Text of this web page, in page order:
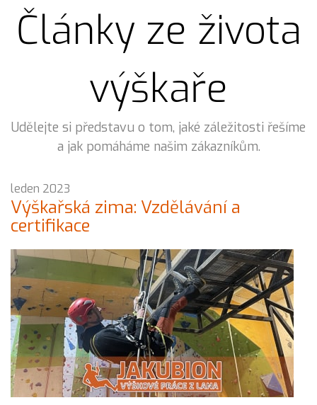
Články ze života
výškaře
Udělejte si představu o tom, jaké záležitosti řešíme
a jak pomáháme našim zákazníkům.
leden 2023
Výškařská zima: Vzdělávání a
certifikace